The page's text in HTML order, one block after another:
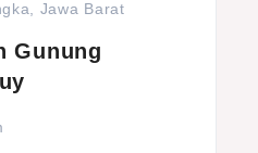
Jawa Barat
Gunung